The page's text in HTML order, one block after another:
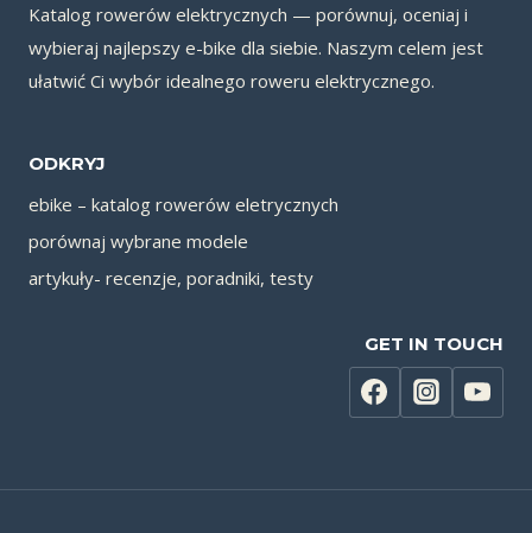
Katalog rowerów elektrycznych — porównuj, oceniaj i
wybieraj najlepszy e-bike dla siebie. Naszym celem jest
ułatwić Ci wybór idealnego roweru elektrycznego.
ODKRYJ
ebike – katalog rowerów eletrycznych
porównaj wybrane modele
artykuły- recenzje, poradniki, testy
GET IN TOUCH